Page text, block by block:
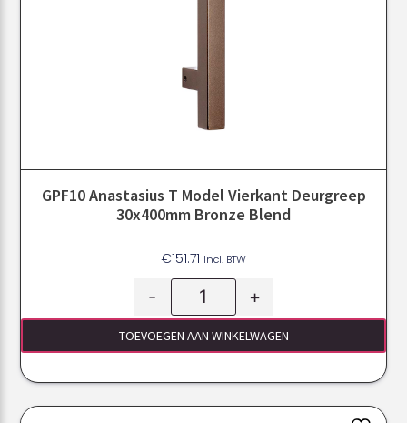
GPF10 Anastasius T Model Vierkant Deurgreep
30x400mm Bronze Blend
€151.71 Incl. BTW
- +
TOEVOEGEN AAN WINKELWAGEN